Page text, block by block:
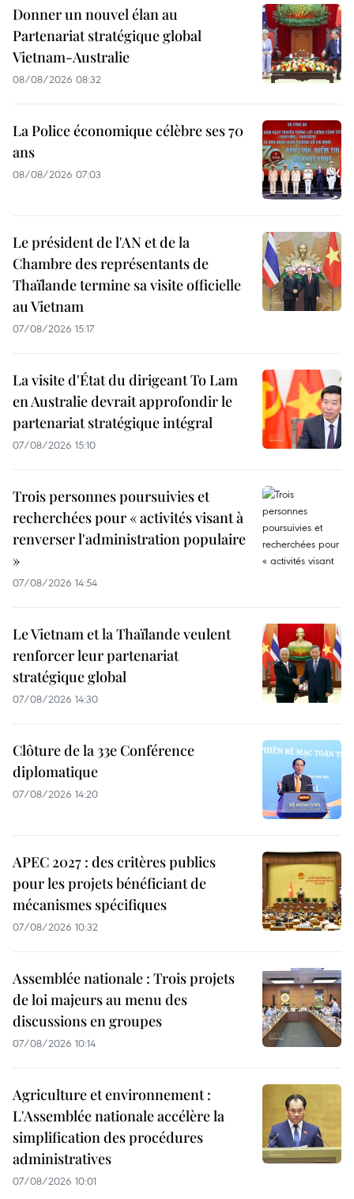
Donner un nouvel élan au
Partenariat stratégique global
Vietnam-Australie
08/08/2026 08:32
La Police économique célèbre ses 70
ans
08/08/2026 07:03
Le président de l'AN et de la
Chambre des représentants de
Thaïlande termine sa visite officielle
au Vietnam
07/08/2026 15:17
La visite d'État du dirigeant To Lam
en Australie devrait approfondir le
partenariat stratégique intégral
07/08/2026 15:10
Trois personnes poursuivies et
recherchées pour « activités visant à
renverser l'administration populaire
»
07/08/2026 14:54
Le Vietnam et la Thaïlande veulent
renforcer leur partenariat
stratégique global
07/08/2026 14:30
Clôture de la 33e Conférence
diplomatique
07/08/2026 14:20
APEC 2027 : des critères publics
pour les projets bénéficiant de
mécanismes spécifiques
07/08/2026 10:32
Assemblée nationale : Trois projets
de loi majeurs au menu des
discussions en groupes
07/08/2026 10:14
Agriculture et environnement :
L'Assemblée nationale accélère la
simplification des procédures
administratives
07/08/2026 10:01